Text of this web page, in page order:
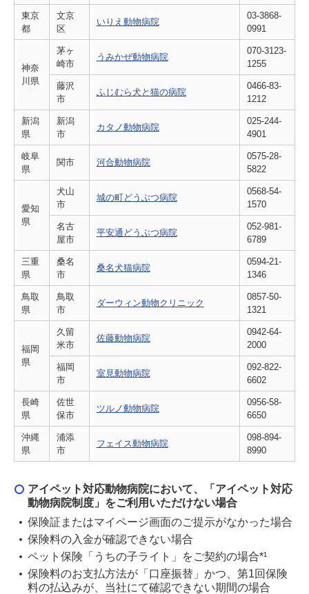
東京
都
文京
区
いりえ動物病院
03-3868-
0991
神奈
川県
茅ヶ
崎市
うみかぜ動物病院
070-3123-
1255
藤沢
市
ふじむら犬と猫の病院
0466-83-
1212
新潟
県
新潟
市
カタノ動物病院
025-244-
4901
岐阜
県
関市 河合動物病院
0575-28-
5822
愛知
県
犬山
市
城の町どうぶつ病院
0568-54-
1570
名古
屋市
平安通どうぶつ病院
052-981-
6789
三重
県
桑名
市
桑名犬猫病院
0594-21-
1346
鳥取
県
鳥取
市
ダーウィン動物クリニック
0857-50-
1321
福岡
県
久留
米市
佐藤動物病院
0942-64-
2000
福岡
市
室見動物病院
092-822-
6602
長崎
県
佐世
保市
ツルノ動物病院
0956-58-
6650
沖縄
県
浦添
市
フェイス動物病院
098-894-
8990
アイペット対応動物病院において、「アイペット対応
動物病院制度」をご利用いただけない場合
保険証またはマイページ画面のご提示がなかった場合
保険料の入金が確認できない場合
ペット保険「うちの子ライト」をご契約の場合*¹
保険料のお支払方法が「口座振替」かつ、第1回保険
料の払込みが、当社にて確認できない期間の場合